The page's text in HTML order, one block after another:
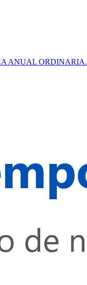
ANUAL ORDINARIA.